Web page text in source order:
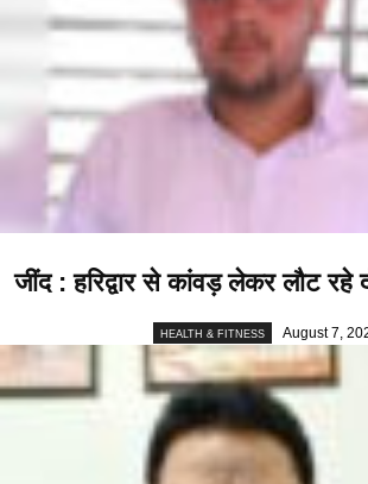
जींद : हरिद्वार से कांवड़ लेकर लौट रहे
HEALTH & FITNESS August 7,